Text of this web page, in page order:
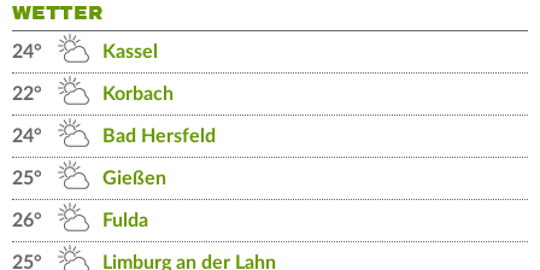
WETTER
24° Kassel
22° Korbach
24° Bad Hersfeld
25° Gießen
26° Fulda
25° Limburg an der Lahn